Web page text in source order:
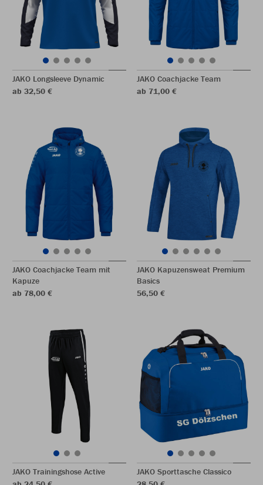
JAKO Longsleeve Dynamic
ab 32,50 €
JAKO Coachjacke Team
ab 71,00 €
JAKO Coachjacke Team mit
Kapuze
ab 78,00 €
JAKO Kapuzensweat Premium
Basics
56,50 €
JAKO Trainingshose Active
JAKO Sporttasche Classico